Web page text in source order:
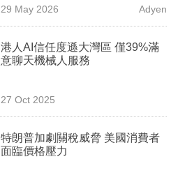
29 May 2026 Adyen
港人AI信任度遜大灣區 僅39%滿
意聊天機械人服務
27 Oct 2025
特朗普加劇關稅威脅 美國消費者
面臨價格壓力